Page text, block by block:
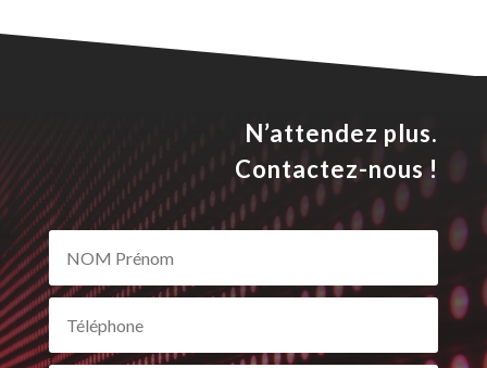
N’attendez plus.
Contactez-nous !